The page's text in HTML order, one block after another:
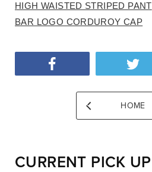
HIGH WAISTED STRIPED PANT
BAR LOGO CORDUROY CAP
HOME
CURRENT PICK UP